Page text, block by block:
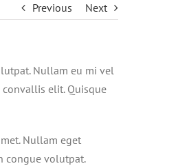
Previous Next
Nullam eu mi vel
convallis elit. Quisque
Nullam eget
congue volutpat.